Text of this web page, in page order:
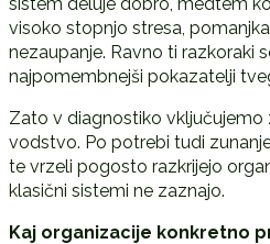
visoko stopnjo stresa,
nezaupanje. Ravno ti razkoraki
najpomembnejši pokazatelji
Zato v diagnostiko vključujemo
vodstvo. Po potrebi tudi
te vrzeli pogosto razkrijejo
klasični sistemi ne zaznajo.
Kaj organizacije konkretno